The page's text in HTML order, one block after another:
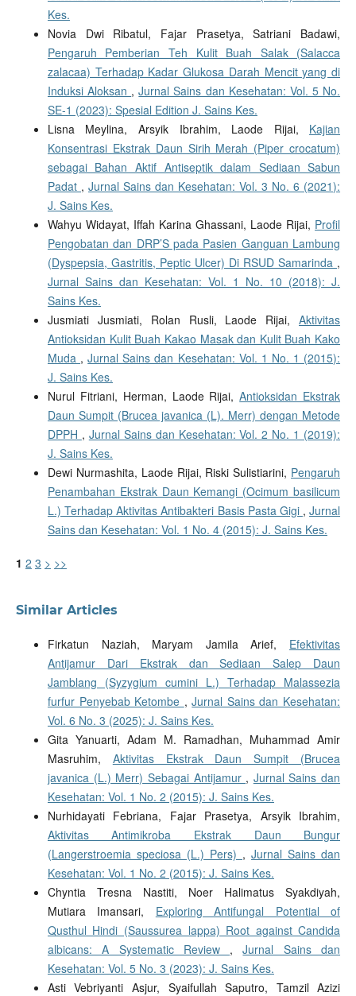
Kes.
Novia Dwi Ribatul, Fajar Prasetya, Satriani Badawi,
Pengaruh Pemberian Teh Kulit Buah Salak (Salacca
zalacaa) Terhadap Kadar Glukosa Darah Mencit yang di
Induksi Aloksan ,Jurnal Sains dan Kesehatan: Vol. 5 No.
SE-1 (2023): Spesial Edition J. Sains Kes.
Lisna Meylina, Arsyik Ibrahim, Laode Rijai, Kajian
Konsentrasi Ekstrak Daun Sirih Merah (Piper crocatum)
sebagai Bahan Aktif Antiseptik dalam Sediaan Sabun
Padat , Jurnal Sains dan Kesehatan: Vol. 3 No. 6 (2021):
J. Sains Kes.
Wahyu Widayat, Iffah Karina Ghassani, Laode Rijai, Profil
Pengobatan dan DRP’S pada Pasien Ganguan Lambung
(Dyspepsia, Gastritis, Peptic Ulcer) Di RSUD Samarinda ,
Jurnal Sains dan Kesehatan: Vol. 1 No. 10 (2018): J.
Sains Kes.
Jusmiati Jusmiati, Rolan Rusli, Laode Rijai,Aktivitas
Antioksidan Kulit Buah Kakao Masak dan Kulit Buah Kako
Muda ,Jurnal Sains dan Kesehatan: Vol. 1 No. 1 (2015):
J. Sains Kes.
Nurul Fitriani, Herman, Laode Rijai,Antioksidan Ekstrak
Daun Sumpit (Brucea javanica (L). Merr) dengan Metode
DPPH , Jurnal Sains dan Kesehatan: Vol. 2 No. 1 (2019):
J. Sains Kes.
Dewi Nurmashita, Laode Rijai, Riski Sulistiarini, Pengaruh
Penambahan Ekstrak Daun Kemangi (Ocimum basilicum
L.) Terhadap Aktivitas Antibakteri Basis Pasta Gigi ,Jurnal
Sains dan Kesehatan: Vol. 1 No. 4 (2015): J. Sains Kes.
1 2 3 > >>
Similar Articles
Firkatun Naziah, Maryam Jamila Arief, Efektivitas
Antijamur Dari Ekstrak dan Sediaan Salep Daun
Jamblang (Syzygium cumini L.) Terhadap Malassezia
furfur Penyebab Ketombe ,Jurnal Sains dan Kesehatan:
Vol. 6 No. 3 (2025): J. Sains Kes.
Gita Yanuarti, Adam M. Ramadhan, Muhammad Amir
Masruhim, Aktivitas Ekstrak Daun Sumpit (Brucea
javanica (L.) Merr) Sebagai Antijamur , Jurnal Sains dan
Kesehatan: Vol. 1 No. 2 (2015): J. Sains Kes.
Nurhidayati Febriana, Fajar Prasetya, Arsyik Ibrahim,
Aktivitas Antimikroba Ekstrak Daun Bungur
(Langerstroemia speciosa (L.) Pers) ,Jurnal Sains dan
Kesehatan: Vol. 1 No. 2 (2015): J. Sains Kes.
Chyntia Tresna Nastiti, Noer Halimatus Syakdiyah,
Mutiara Imansari, Exploring Antifungal Potential of
Qusthul Hindi (Saussurea lappa) Root against Candida
albicans: A Systematic Review ,Jurnal Sains dan
Kesehatan: Vol. 5 No. 3 (2023): J. Sains Kes.
Asti Vebriyanti Asjur, Syaifullah Saputro, Tamzil Azizi